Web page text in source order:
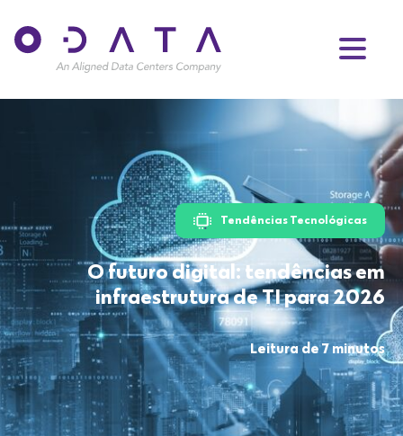
Tendências Tecnológicas
O futuro digital: tendências em
infraestrutura de TI para 2026
Leitura de 7 minutos